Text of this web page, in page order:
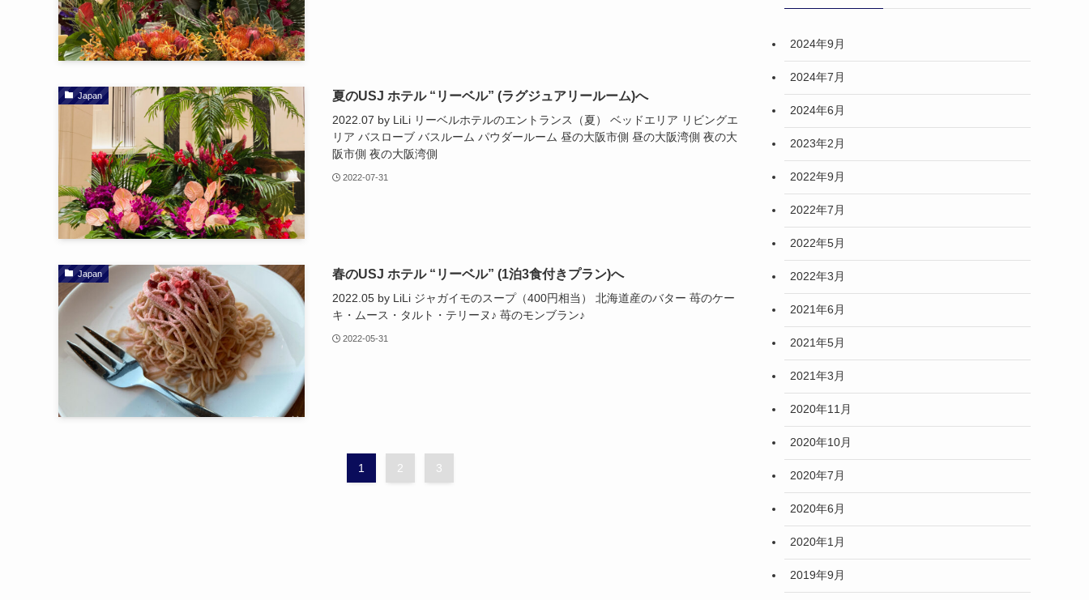
Japan 夏のUSJ ホテル “リーベル” (ラグジュアリールーム)へ
2022.07 by LiLi リーベルホテルのエントランス（夏） ベッドエリア リビングエ
リア バスローブ バスルーム パウダールーム 昼の大阪市側 昼の大阪湾側 夜の大
阪市側 夜の大阪湾側
2022-07-31
Japan 春のUSJ ホテル “リーベル” (1泊3食付きプラン)へ
2022.05 by LiLi ジャガイモのスープ（400円相当） 北海道産のバター 苺のケー
キ・ムース・タルト・テリーヌ♪ 苺のモンブラン♪
2022-05-31
1 2 3
2024年9月
2024年7月
2024年6月
2023年2月
2022年9月
2022年7月
2022年5月
2022年3月
2021年6月
2021年5月
2021年3月
2020年11月
2020年10月
2020年7月
2020年6月
2020年1月
2019年9月